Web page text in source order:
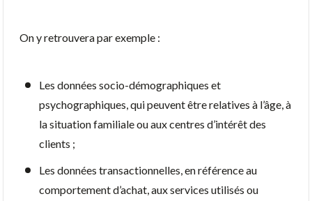
On y retrouvera par exemple :
Les données socio-démographiques et
psychographiques, qui peuvent être relatives à l’âge, à
la situation familiale ou aux centres d’intérêt des
clients ;
Les données transactionnelles, en référence au
comportement d’achat, aux services utilisés ou